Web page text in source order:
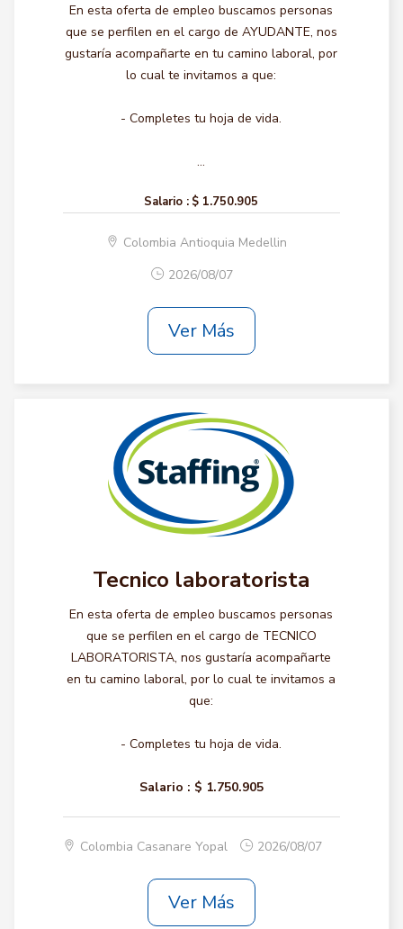
En esta oferta de empleo buscamos personas
que se perfilen en el cargo de AYUDANTE, nos
gustaría acompañarte en tu camino laboral, por
lo cual te invitamos a que:
- Completes tu hoja de vida.
...
Salario : $ 1.750.905
Colombia Antioquia Medellin
2026/08/07
Ver Más
Tecnico laboratorista
En esta oferta de empleo buscamos personas
que se perfilen en el cargo de TECNICO
LABORATORISTA, nos gustaría acompañarte
en tu camino laboral, por lo cual te invitamos a
que:
- Completes tu hoja de vida.
Salario : $ 1.750.905
Colombia Casanare Yopal 2026/08/07
Ver Más